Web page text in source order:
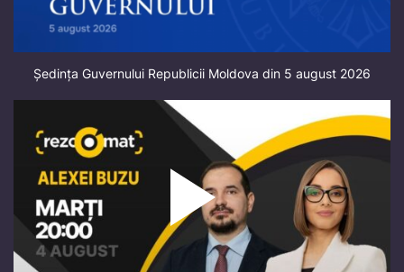
Ședința Guvernului Republicii Moldova din 5 august 2026